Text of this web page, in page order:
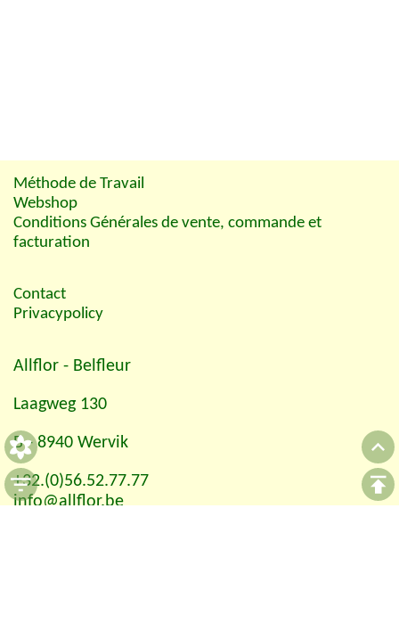
Méthode de Travail
Webshop
Conditions Générales de vente, commande et
facturation
Contact
Privacypolicy
Allflor - Belfleur
Laagweg 130
B - 8940 Wervik
+32.(0)56.52.77.77
info@allflor.be